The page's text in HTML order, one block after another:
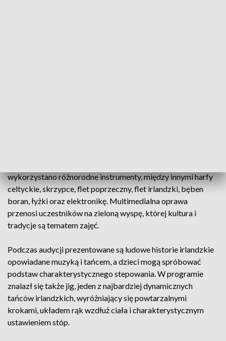
wykorzystano różnorodne instrumenty, między innymi harfy
celtyckie, skrzypce, flet poprzeczny, flet irlandzki, bęben
boran, łyżki oraz elektronikę. Multimedialna oprawa
przenosi uczestników na zieloną wyspę, której kultura i
tradycje są tematem zajęć.
Podczas audycji prezentowane są ludowe historie irlandzkie
opowiadane muzyką i tańcem, a dzieci mogą spróbować
podstaw charakterystycznego stepowania. W programie
znalazł się także jig, jeden z najbardziej dynamicznych
tańców irlandzkich, wyróżniający się powtarzalnymi
krokami, układem rąk wzdłuż ciała i charakterystycznym
ustawieniem stóp.